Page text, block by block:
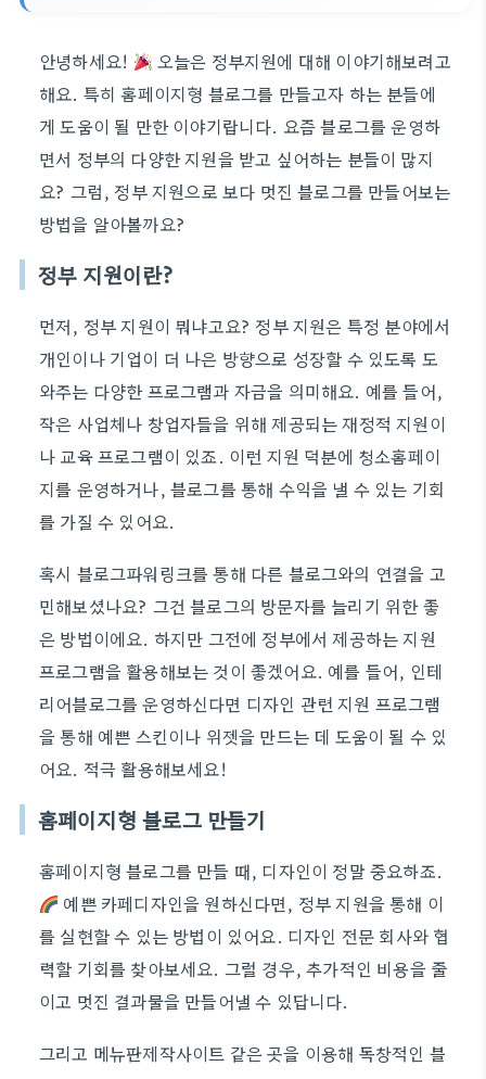
안녕하세요!
오늘은 정부지원에 대해 이야기해보려고
해요. 특히 홈페이지형 블로그를 만들고자 하는 분들에
게 도움이 될 만한 이야기랍니다. 요즘 블로그를 운영하
면서 정부의 다양한 지원을 받고 싶어하는 분들이 많지
요? 그럼, 정부 지원으로 보다 멋진 블로그를 만들어보는
방법을 알아볼까요?
정부 지원이란?
먼저, 정부 지원이 뭐냐고요? 정부 지원은 특정 분야에서
개인이나 기업이 더 나은 방향으로 성장할 수 있도록 도
와주는 다양한 프로그램과 자금을 의미해요. 예를 들어,
작은 사업체나 창업자들을 위해 제공되는 재정적 지원이
나 교육 프로그램이 있죠. 이런 지원 덕분에 청소홈페이
지를 운영하거나, 블로그를 통해 수익을 낼 수 있는 기회
를 가질 수 있어요.
혹시 블로그파워링크를 통해 다른 블로그와의 연결을 고
민해보셨나요? 그건 블로그의 방문자를 늘리기 위한 좋
은 방법이에요. 하지만 그전에 정부에서 제공하는 지원
프로그램을 활용해보는 것이 좋겠어요. 예를 들어, 인테
리어블로그를 운영하신다면 디자인 관련 지원 프로그램
을 통해 예쁜 스킨이나 위젯을 만드는 데 도움이 될 수 있
어요. 적극 활용해보세요!
홈페이지형 블로그 만들기
홈페이지형 블로그를 만들 때, 디자인이 정말 중요하죠.
예쁜 카페디자인을 원하신다면, 정부 지원을 통해 이
를 실현할 수 있는 방법이 있어요. 디자인 전문 회사와 협
력할 기회를 찾아보세요. 그럴 경우, 추가적인 비용을 줄
이고 멋진 결과물을 만들어낼 수 있답니다.
그리고 메뉴판제작사이트 같은 곳을 이용해 독창적인 블